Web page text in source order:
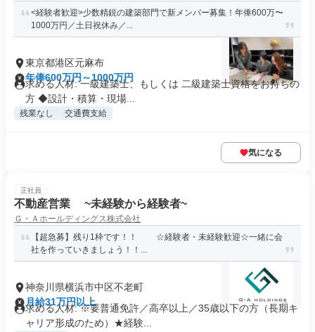
<経験者歓迎>少数精鋭の建築部門で新メンバー募集！年俸600万〜
1000万円／土日祝休み／...
東京都港区元麻布
年俸600万円～1000万円
求める人材: 一級建築士、もしくは 二級建築士資格をお持ちの
方 ◆設計・積算・現場...
残業なし 交通費支給
気になる
正社員
不動産営業 ~未経験から経験者~
Ｇ・Ａホールディングス株式会社
【超急募】残り1枠です！！ ☆経験者・未経験歓迎☆一緒に会
社を作っていきましょう！！...
神奈川県横浜市中区不老町
月給31万円以上
求める人材: ※要普通免許／高卒以上／35歳以下の方（長期キ
ャリア形成のため）★経験...